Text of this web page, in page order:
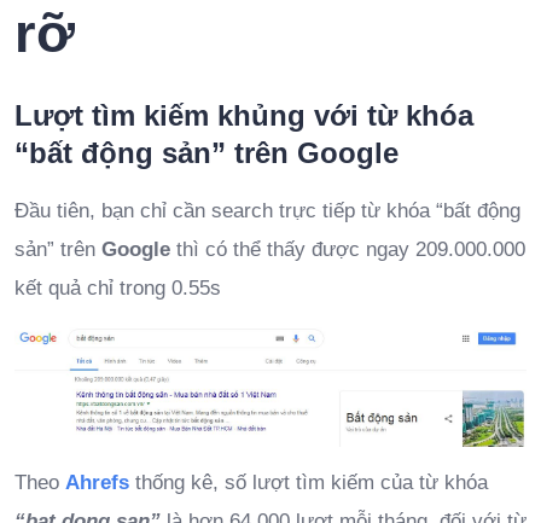
rỡ
Lượt tìm kiếm khủng với từ khóa
“bất động sản” trên Google
Đầu tiên, bạn chỉ cần search trực tiếp từ khóa “bất động
sản” trên Google thì có thể thấy được ngay 209.000.000
kết quả chỉ trong 0.55s
Theo Ahrefs thống kê, số lượt tìm kiếm của từ khóa